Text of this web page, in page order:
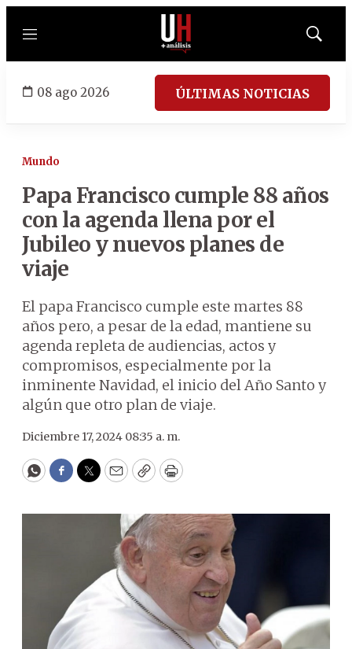
Menú
Mostrar
08 ago 2026 ÚLTIMAS NOTICIAS
Mundo
Papa Francisco cumple 88 años
con la agenda llena por el
Jubileo y nuevos planes de
viaje
El papa Francisco cumple este martes 88
años pero, a pesar de la edad, mantiene su
agenda repleta de audiencias, actos y
compromisos, especialmente por la
inminente Navidad, el inicio del Año Santo y
algún que otro plan de viaje.
Diciembre 17, 2024 08:35 a. m.
WhatsApp
Facebook
Twitter
EmailCopyPrint